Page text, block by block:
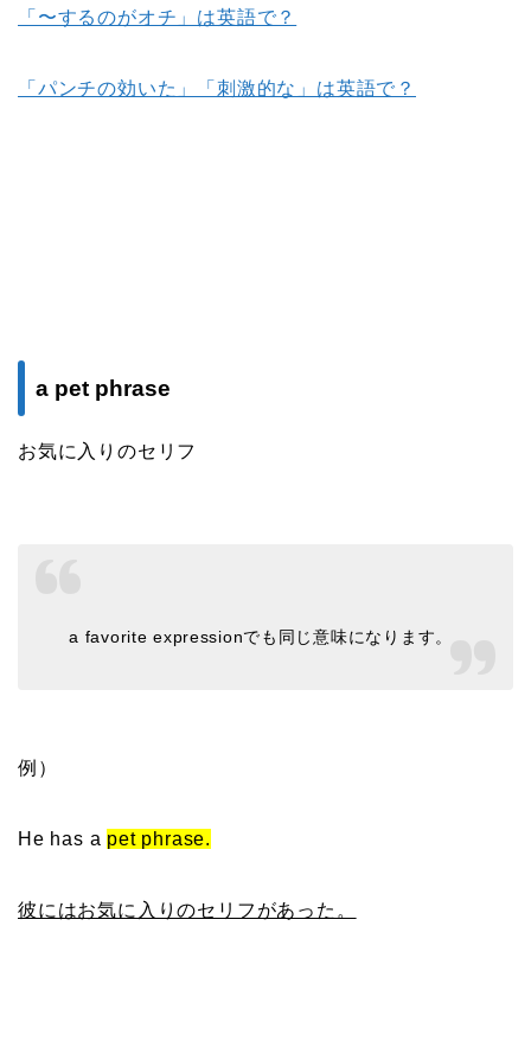
「〜するのがオチ」は英語で？
「パンチの効いた」「刺激的な」は英語で？
a pet phrase
お気に入りのセリフ
a favorite expressionでも同じ意味になります。
例）
He has a pet phrase.
彼にはお気に入りのセリフがあった。